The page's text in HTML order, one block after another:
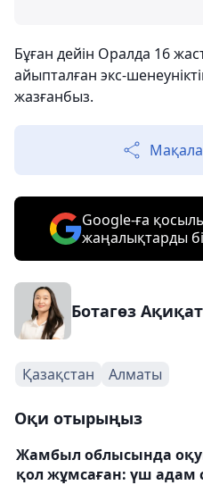
Бұған дейін Оралда 16
айыпталған экс-
жазғанбыз.
Google-ға
жаңалықтарды
Ботагөз Ақиқат
Қазақстан Алматы
Оқи отырыңыз
Жамбыл облысында
қол жұмсаған: үш адам